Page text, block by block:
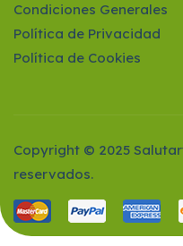
Condiciones Generales
Política de Privacidad
Política de Cookies
Copyright © 2025
reservados.